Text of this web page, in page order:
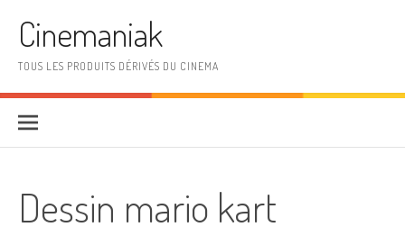
Cinemaniak
TOUS LES PRODUITS DÉRIVÉS DU CINEMA
Dessin mario kart